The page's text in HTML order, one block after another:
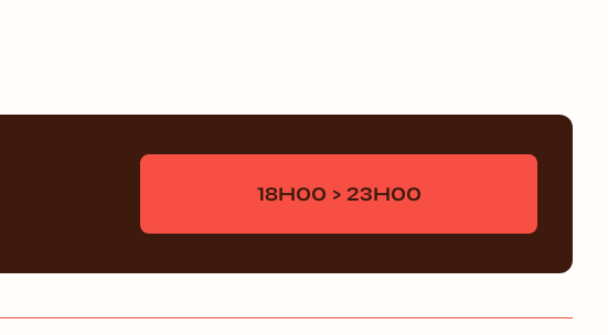
18H00 > 23H00